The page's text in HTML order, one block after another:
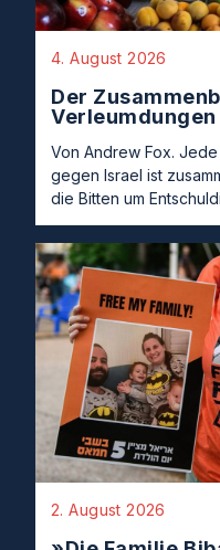
4. August 2026
Der
Von Andrew Fox.
gegen Israel ist
die Bitten um
2. August 2026